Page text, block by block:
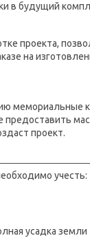
в будущий
проекта,
на
мемориальные
проект.
учесть:
усадка